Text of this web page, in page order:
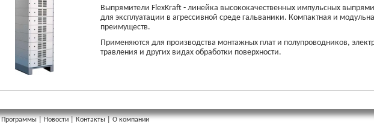
Выпрямители FlexKraft - линейка высококачественных импульсных
для эксплуатации в агрессивной среде гальваники. Компактная и
преимуществ.
Применяются для производства монтажных плат и полупроводников,
травления и других видах обработки поверхности.
Программы | Новости | Контакты | О компании